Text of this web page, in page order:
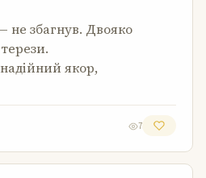
не збагнув. Двояко
якор,
7
з поеми